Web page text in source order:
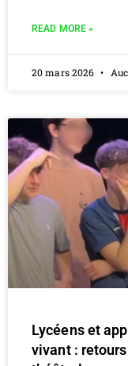
READ MORE »
20 mars 2026
Lycéens et
vivant :